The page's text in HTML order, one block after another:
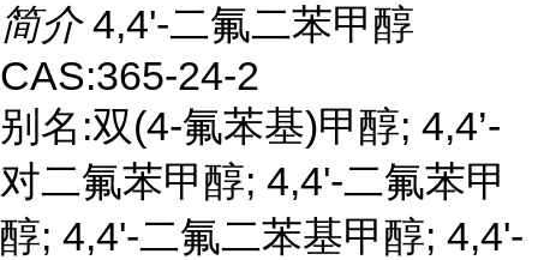
简介 4,4'-二氟二苯甲醇
CAS:365-24-2
别名:双(4-氟苯基)甲醇; 4,4’-
对二氟苯甲醇; 4,4'-二氟苯甲
醇; 4,4'-二氟二苯基甲醇; 4,4'-